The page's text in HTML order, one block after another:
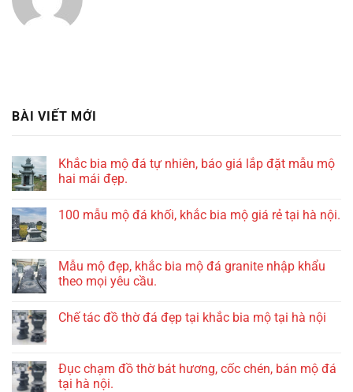
BÀI VIẾT MỚI
Khắc bia mộ đá tự nhiên, báo giá lắp đặt mẫu mộ
hai mái đẹp.
100 mẫu mộ đá khối, khắc bia mộ giá rẻ tại hà nội.
Mẫu mộ đẹp, khắc bia mộ đá granite nhập khẩu
theo mọi yêu cầu.
Chế tác đồ thờ đá đẹp tại khắc bia mộ tại hà nội
Đục chạm đồ thờ bát hương, cốc chén, bán mộ đá
tại hà nội.